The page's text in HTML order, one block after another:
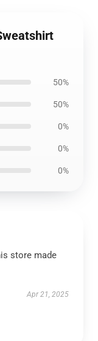
50%
50%
0%
0%
0%
store made
Apr 21, 2025